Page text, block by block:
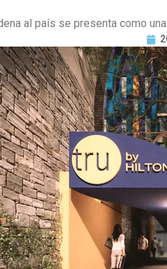
al país se presenta como